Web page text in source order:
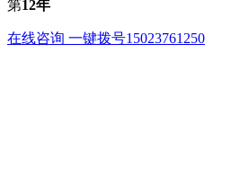
第12年
在线咨询 一键拨号15023761250